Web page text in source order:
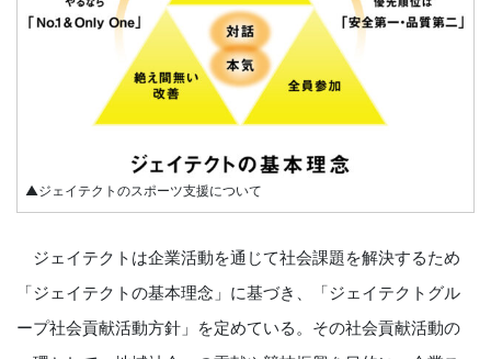
▲ジェイテクトのスポーツ支援について
ジェイテクトは企業活動を通じて社会課題を解決するため
「ジェイテクトの基本理念」に基づき、「ジェイテクトグル
ープ社会貢献活動方針」を定めている。その社会貢献活動の